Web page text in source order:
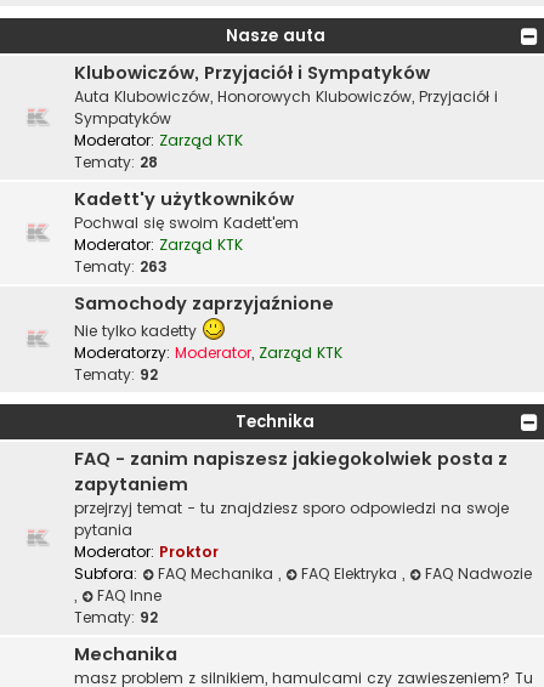
Nasze auta
Klubowiczów, Przyjaciół i Sympatyków
Auta Klubowiczów, Honorowych Klubowiczów, Przyjaciół i
Sympatyków
Moderator: Zarząd KTK
Tematy: 28
Kadett'y użytkowników
Pochwal się swoim Kadett'em
Moderator: Zarząd KTK
Tematy: 263
Samochody zaprzyjaźnione
Nie tylko kadetty
Moderatorzy: Moderator, Zarząd KTK
Tematy: 92
Technika
FAQ - zanim napiszesz jakiegokolwiek posta z
zapytaniem
przejrzyj temat - tu znajdziesz sporo odpowiedzi na swoje
pytania
Moderator: Proktor
Subfora:
FAQ Mechanika , FAQ Elektryka ,
FAQ Nadwozie
,
FAQ Inne
Tematy: 92
Mechanika
masz problem z silnikiem, hamulcami czy zawieszeniem? Tu